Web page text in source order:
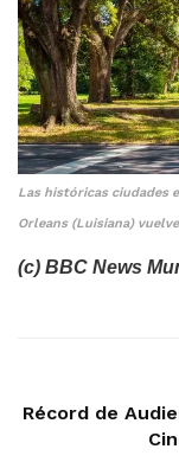
Las históricas ciudades
Orleans (Luisiana)
(c) BBC News
Récord de